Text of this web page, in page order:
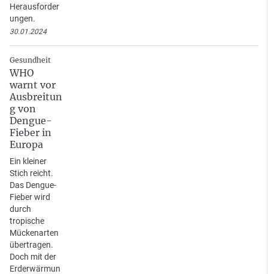
Herausforder
ungen.
30.01.2024
Gesundheit
WHO
warnt vor
Ausbreitun
g von
Dengue-
Fieber in
Europa
Ein kleiner
Stich reicht.
Das Dengue-
Fieber wird
durch
tropische
Mückenarten
übertragen.
Doch mit der
Erderwärmun